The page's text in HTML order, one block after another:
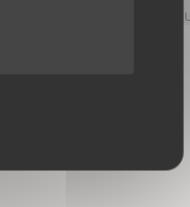
lo sviluppo etico lungo